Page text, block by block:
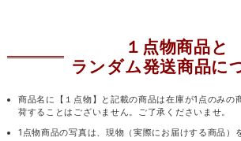
１点物商品と
ランダム発送商品に
商品名に【１点物】と記載の商品は在庫が1点のみの
荷することはございません。ご了承くださいませ。
1点物商品の写真は、現物（実際にお届けする商品）